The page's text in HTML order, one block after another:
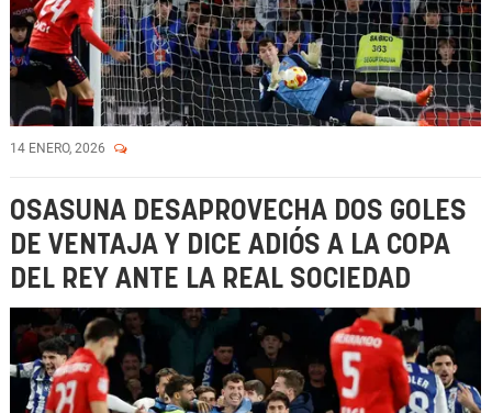
14 ENERO, 2026
OSASUNA DESAPROVECHA DOS GOLES
DE VENTAJA Y DICE ADIÓS A LA COPA
DEL REY ANTE LA REAL SOCIEDAD